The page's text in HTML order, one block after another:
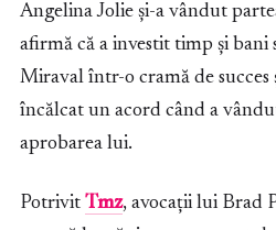
Angelina Jolie și-a vândut
afirmă că a investit timp și bani
Miraval într-o cramă de succes
încălcat un acord când a
aprobarea lui.
Potrivit Tmz, avocații lui Brad